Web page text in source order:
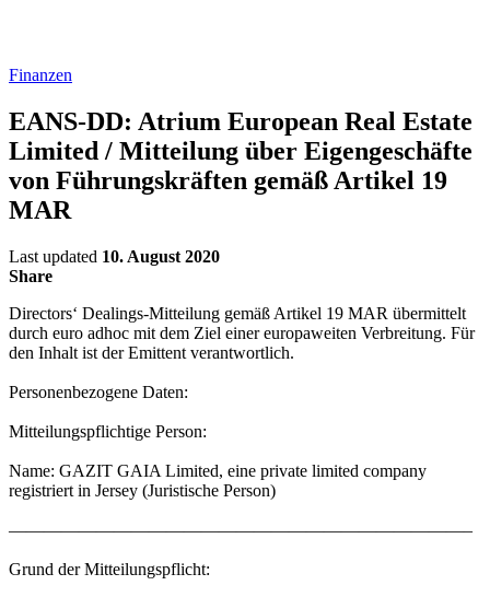
Finanzen
EANS-DD: Atrium European Real Estate
Limited / Mitteilung über Eigengeschäfte
von Führungskräften gemäß Artikel 19
MAR
Last updated 10. August 2020
Share
Directors‘ Dealings-Mitteilung gemäß Artikel 19 MAR übermittelt
durch euro adhoc mit dem Ziel einer europaweiten Verbreitung. Für
den Inhalt ist der Emittent verantwortlich.
Personenbezogene Daten:
Mitteilungspflichtige Person:
Name: GAZIT GAIA Limited, eine private limited company
registriert in Jersey (Juristische Person)
——————————————————————————–
Grund der Mitteilungspflicht: